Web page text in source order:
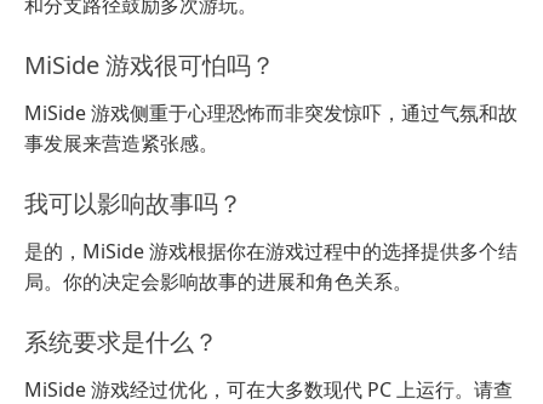
MiSide 游戏很可怕吗？
MiSide 游戏侧重于心理恐怖而非突发惊吓，通过气氛和故
事发展来营造紧张感。
我可以影响故事吗？
是的，MiSide 游戏根据你在游戏过程中的选择提供多个结
局。你的决定会影响故事的进展和角色关系。
系统要求是什么？
MiSide 游戏经过优化，可在大多数现代 PC 上运行。请查